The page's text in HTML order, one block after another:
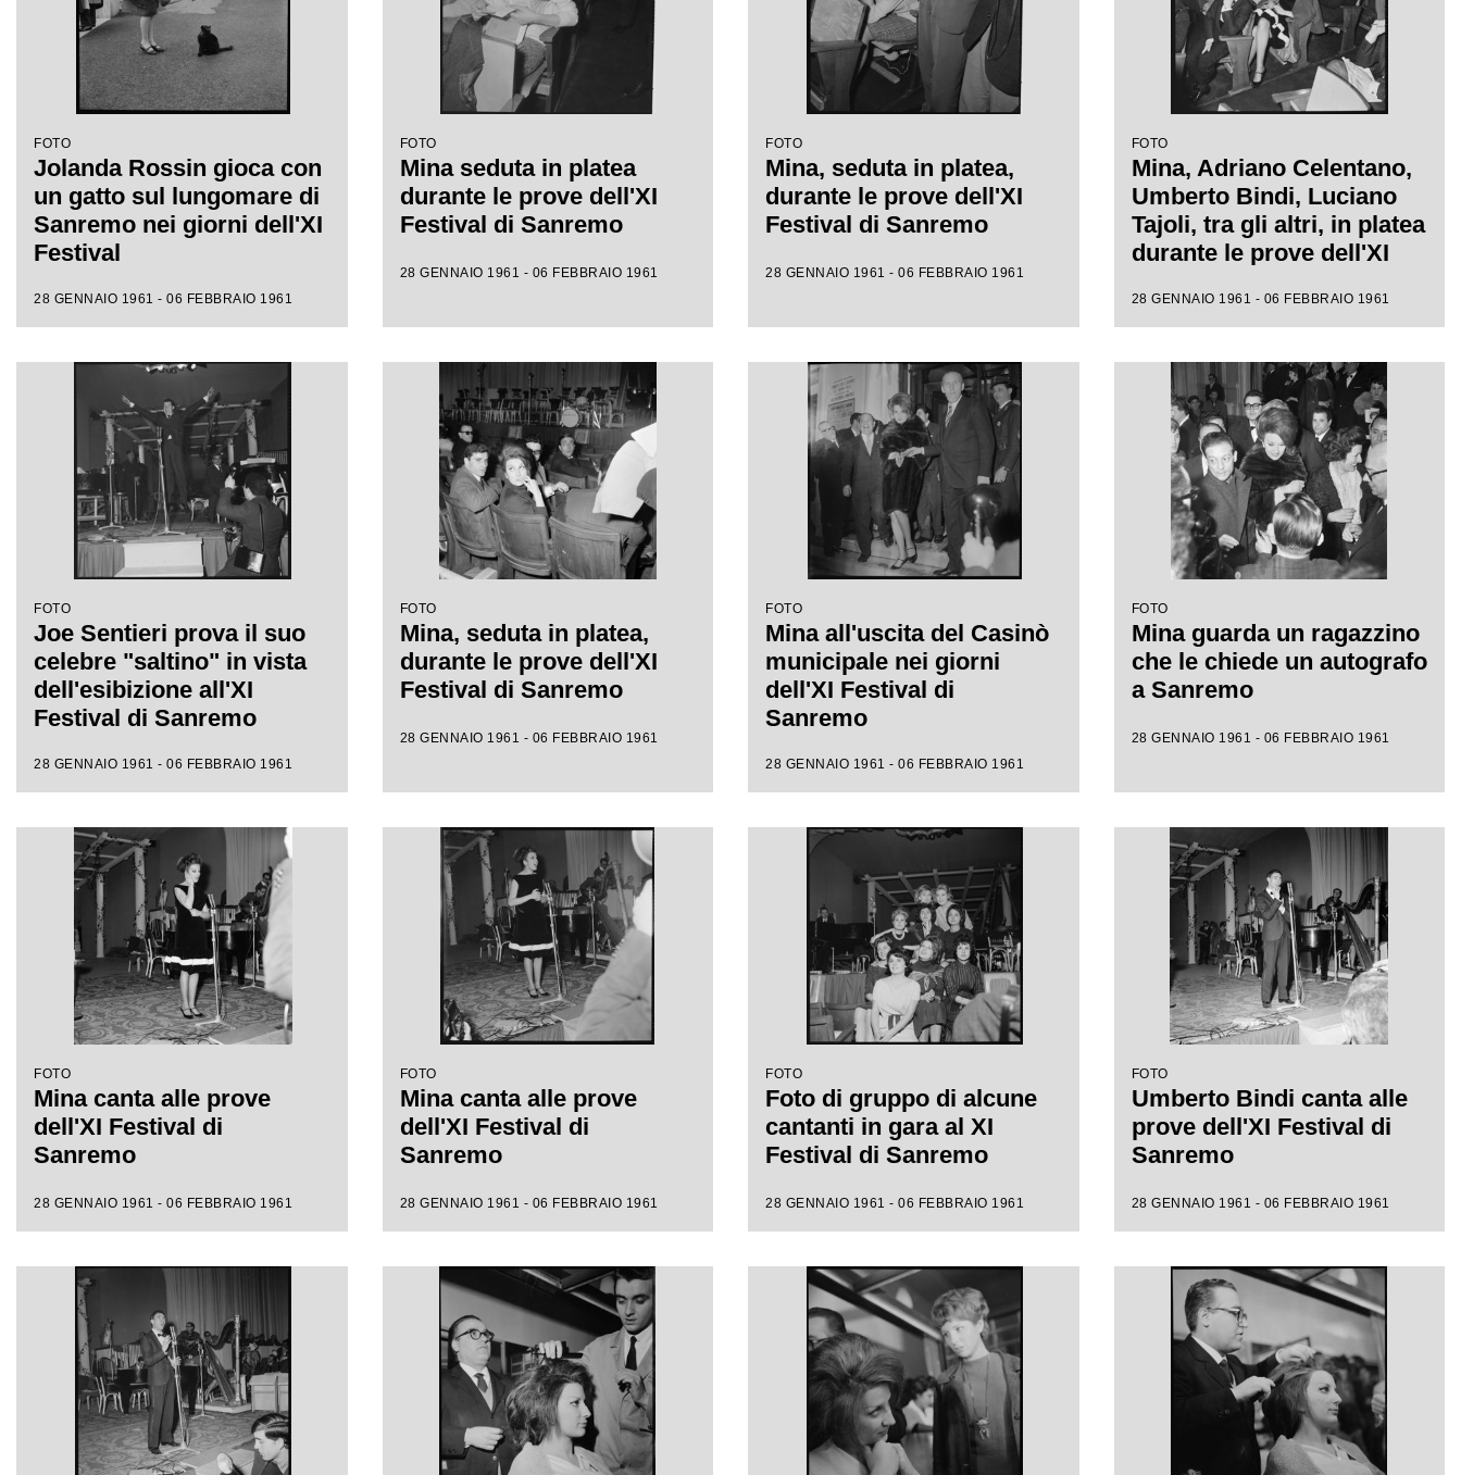
FOTO
Jolanda Rossin gioca con
un gatto sul lungomare di
Sanremo nei giorni dell'XI
Festival
28 GENNAIO 1961 - 06 FEBBRAIO 1961
FOTO
Mina seduta in platea
durante le prove dell'XI
Festival di Sanremo
28 GENNAIO 1961 - 06 FEBBRAIO 1961
FOTO
Mina, seduta in platea,
durante le prove dell'XI
Festival di Sanremo
28 GENNAIO 1961 - 06 FEBBRAIO 1961
FOTO
Mina, Adriano Celentano,
Umberto Bindi, Luciano
Tajoli, tra gli altri, in platea
durante le prove dell'XI
28 GENNAIO 1961 - 06 FEBBRAIO 1961
FOTO
Joe Sentieri prova il suo
celebre "saltino" in vista
dell'esibizione all'XI
Festival di Sanremo
28 GENNAIO 1961 - 06 FEBBRAIO 1961
FOTO
Mina, seduta in platea,
durante le prove dell'XI
Festival di Sanremo
28 GENNAIO 1961 - 06 FEBBRAIO 1961
FOTO
Mina all'uscita del Casinò
municipale nei giorni
dell'XI Festival di
Sanremo
28 GENNAIO 1961 - 06 FEBBRAIO 1961
FOTO
Mina guarda un ragazzino
che le chiede un autografo
a Sanremo
28 GENNAIO 1961 - 06 FEBBRAIO 1961
FOTO
Mina canta alle prove
dell'XI Festival di
Sanremo
28 GENNAIO 1961 - 06 FEBBRAIO 1961
FOTO
Mina canta alle prove
dell'XI Festival di
Sanremo
28 GENNAIO 1961 - 06 FEBBRAIO 1961
FOTO
Foto di gruppo di alcune
cantanti in gara al XI
Festival di Sanremo
28 GENNAIO 1961 - 06 FEBBRAIO 1961
FOTO
Umberto Bindi canta alle
prove dell'XI Festival di
Sanremo
28 GENNAIO 1961 - 06 FEBBRAIO 1961